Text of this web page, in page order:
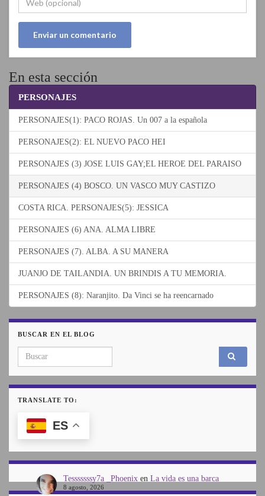
En esta sección
PERSONAJES
PERSONAJES(1): PACO ROJAS. Un 007 a la española
PERSONAJES(2): EL NUEVO PACO HEI
PERSONAJES (3) JOSE LUIS GAY;EL HEROE DEL PARAISO
PERSONAJES (4) BOSCO. UN VASCO MUY CASTIZO
COSTA RICA. PERSONAJES(5): JESSICA
PERSONAJES (6) ANA. ALMA LIBRE
PERSONAJES (7). ALBA. A SU MANERA
JUANJO DE TAILANDIA. UN BRINDIS A TU MEMORIA.
PERSONAJES (8): Naranjito. Da Vinci se ha reencarnado
BUSCAR EN EL BLOG
Search for:
TRANSLATE TO:
ES
Tesssssssy7a _Phoenixen La vida es una barca
8 agosto, 2026